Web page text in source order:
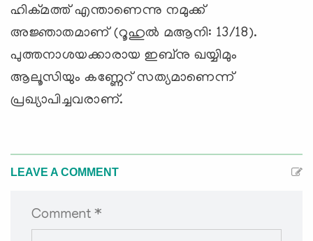
ഹിക്മത്ത് എന്താണെന്നു നമുക്ക്
അജ്ഞാതമാണ് (റൂഹുല്‍ മആനി: 13/18).
പുത്തനാശയക്കാരായ ഇബ്‌നു ഖയ്യിമും
ആലൂസിയും കണ്ണേറ് സത്യമാണെന്ന്
പ്രഖ്യാപിച്ചവരാണ്.
LEAVE A COMMENT
Comment *